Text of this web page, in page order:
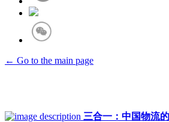
← Go to the main page
三合一：中国物流